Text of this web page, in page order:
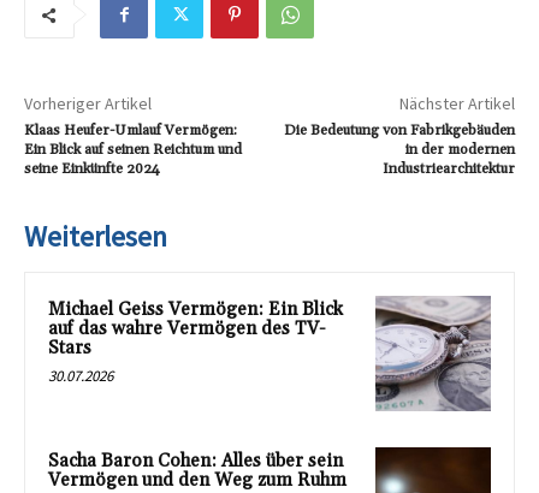
Vorheriger Artikel
Klaas Heufer-Umlauf Vermögen:
Ein Blick auf seinen Reichtum und
seine Einkünfte 2024
Nächster Artikel
Die Bedeutung von Fabrikgebäuden
in der modernen
Industriearchitektur
Weiterlesen
Michael Geiss Vermögen: Ein Blick
auf das wahre Vermögen des TV-
Stars
30.07.2026
Sacha Baron Cohen: Alles über sein
Vermögen und den Weg zum Ruhm